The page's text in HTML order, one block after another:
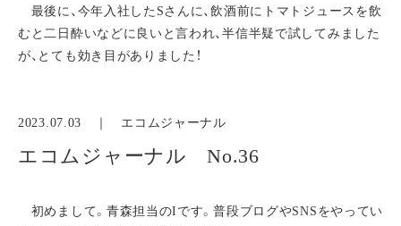
最後に、今年入社したSさんに、飲酒前にトマトジュースを飲
むと二日酔いなどに良いと言われ、半信半疑で試してみました
が、とても効き目がありました！
2023.07.03 ｜ エコムジャーナル
エコムジャーナル No.36
初めまして。青森担当のIです。普段ブログやSNSをやってい